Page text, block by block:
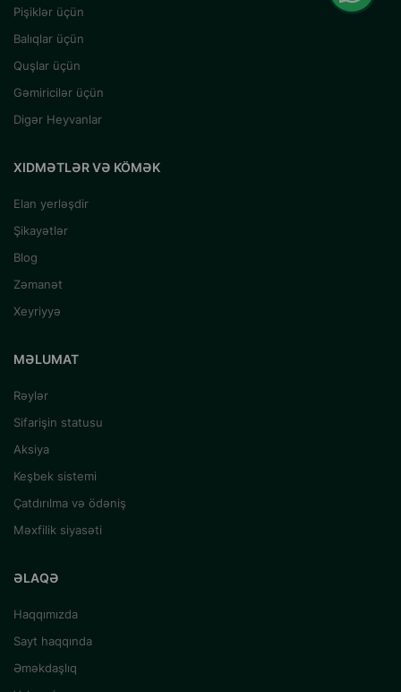
Pişiklər üçün
Balıqlar üçün
Quşlar üçün
Gəmiricilər üçün
Digər Heyvanlar
XIDMƏTLƏR VƏ KÖMƏK
Elan yerləşdir
Şikayətlər
Blog
Zəmanət
Xeyriyyə
MƏLUMAT
Rəylər
Sifarişin statusu
Aksiya
Keşbek sistemi
Çatdırılma və ödəniş
Məxfilik siyasəti
ƏLAQƏ
Haqqımızda
Sayt haqqında
Əməkdaşlıq